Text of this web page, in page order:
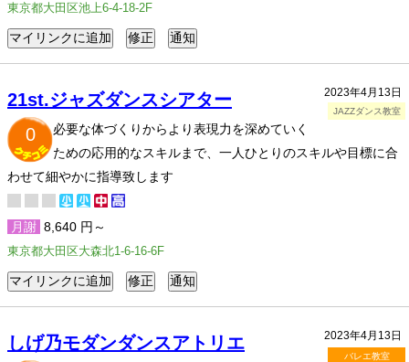
東京都大田区池上6-4-18-2F
2023年4月13日
JAZZダンス教室
21st.ジャズダンスシアター
0
必要な体づくりからより表現力を深めていく
ための応用的なスキルまで、一人ひとりのスキルや目標に合
わせて細やかに指導致します
月謝 8,640 円～
東京都大田区大森北1-6-16-6F
2023年4月13日
バレエ教室
しげ乃モダンダンスアトリエ